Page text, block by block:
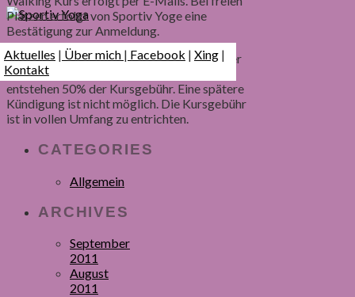
Aktuelles | Über mich | Facebook | Xing |
Kontakt
Plätzen erfolgt von Sportiv Yoge eine
Bestätigung zur Anmeldung.
2. Kündigung: Die Kündigung ist bis zu einer
Woche vor Kursbeginn möglich. Hierbei
entstehen 50% der Kursgebühr. Eine spätere
Kündigung ist nicht möglich. Die Kursgebühr
ist in vollen Umfang zu entrichten.
CATEGORIES
Allgemein
ARCHIVES
September
2011
August
2011